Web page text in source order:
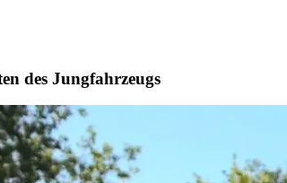
des Jungfahrzeugs